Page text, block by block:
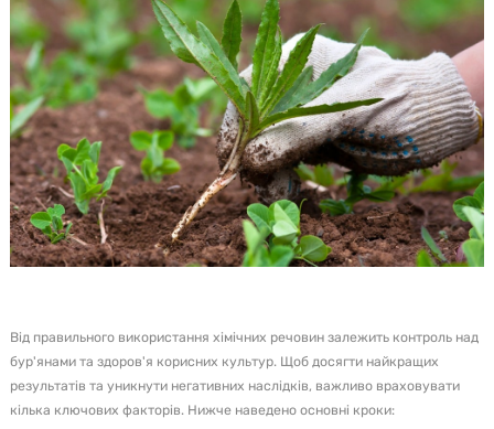
Від правильного використання хімічних речовин залежить контроль над
бур'янами та здоров'я корисних культур. Щоб досягти найкращих
результатів та уникнути негативних наслідків, важливо враховувати
кілька ключових факторів. Нижче наведено основні кроки: